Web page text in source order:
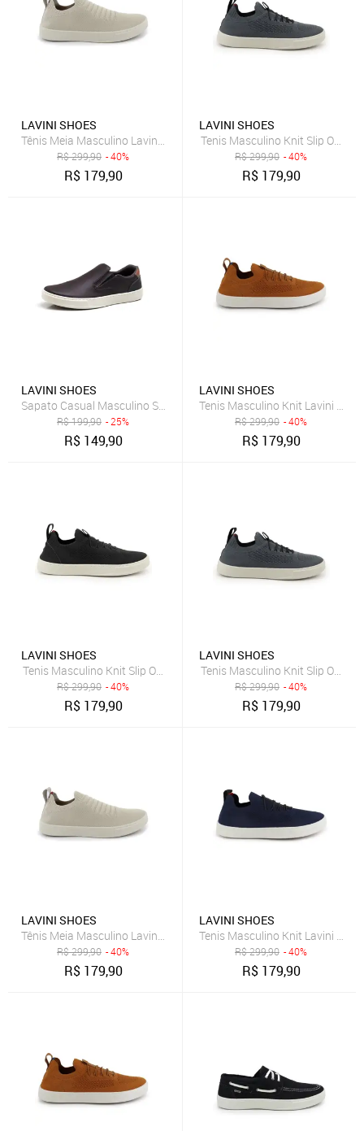
LAVINI SHOES
Tênis Meia Masculino Lavini Sapatenis Knit Palmilha Silicone Bege
R$299,90 - 40%
R$ 179,90
LAVINI SHOES
Tenis Masculino Knit Slip On
R$299,90 - 40%
R$ 179,90
LAVINI SHOES
Sapato Casual Masculino Sapatenis Slip On Marrom
R$199,90 - 25%
R$ 149,90
LAVINI SHOES
Tenis Masculino Knit Lavini
R$299,90 - 40%
R$ 179,90
LAVINI SHOES
Tenis Masculino Knit Slip On Casual Preto
R$299,90 - 40%
R$ 179,90
LAVINI SHOES
Tenis Masculino Knit Slip On
R$299,90 - 40%
R$ 179,90
LAVINI SHOES
Tênis Meia Masculino Lavini Sapatenis Knit Palmilha Silicone Bege
R$299,90 - 40%
R$ 179,90
LAVINI SHOES
Tenis Masculino Knit Lavini
R$299,90 - 40%
R$ 179,90